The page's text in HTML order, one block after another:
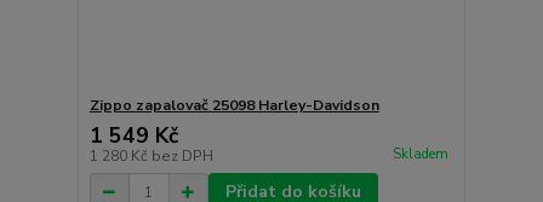
Zippo zapalovač 25098 Harley-Davidson
1 549 Kč
1 280 Kč bez DPH Skladem
Přidat do košíku